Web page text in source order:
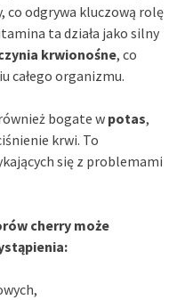
co odgrywa kluczową rolę
ta działa jako silny
krwionośne, co
całego organizmu.
bogate w potas,
krwi. To
się z problemami
cherry może